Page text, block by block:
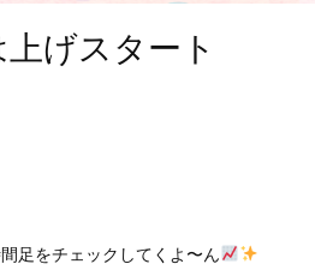
げスタート
足をチェックしてくよ〜ん